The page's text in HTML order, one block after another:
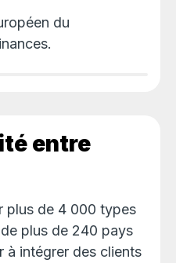
du
entre
plus de 4 000 types
plus de 240 pays
à intégrer des clients